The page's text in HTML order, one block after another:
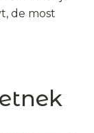
de most